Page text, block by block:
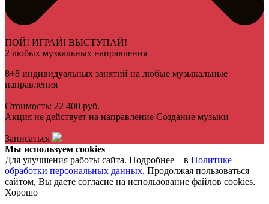
ПОЙ! ИГРАЙ! ВЫСТУПАЙ!
2 любых музкальных направления
8+8 индивидуальных занятий на любые музыкальные
направления
Стоимость: 22 400 руб.
Акция не действует на направление Создание музыки
Записаться
Мы используем cookies
Для улучшения работы сайта. Подробнее – в Политике
обработки персональных данных. Продолжая пользоваться
сайтом, Вы даете согласие на использование файлов cookies.
Хорошо